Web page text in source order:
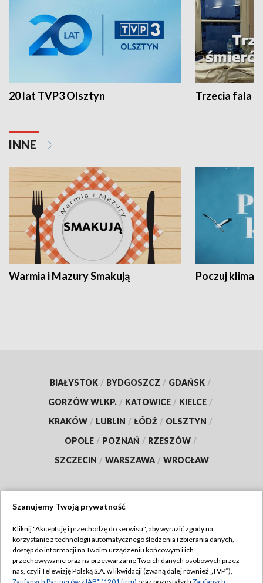
20 lat TVP3 Olsztyn Trzecia fala -
INNE
Warmia i Mazury Smakują Poczuj klimat
BIAŁYSTOK / BYDGOSZCZ / GDAŃSK /
GORZÓW WLKP. / KATOWICE / KIELCE /
KRAKÓW / LUBLIN / ŁÓDŹ / OLSZTYN /
OPOLE / POZNAŃ / RZESZÓW /
SZCZECIN / WARSZAWA / WROCŁAW
TVP
Abonament TVP
Emisja w TVP
Regulamin TVP
Szanujemy Twoją prywatność
Kliknij "Akceptuję i przechodzę do serwisu", aby wyrazić zgody na
korzystanie z technologii automatycznego śledzenia i zbierania danych,
dostęp do informacji na Twoim urządzeniu końcowym i ich
przechowywanie oraz na przetwarzanie Twoich danych osobowych przez
nas, czyli Telewizję Polską S.A. w likwidacji (zwaną dalej również „TVP”),